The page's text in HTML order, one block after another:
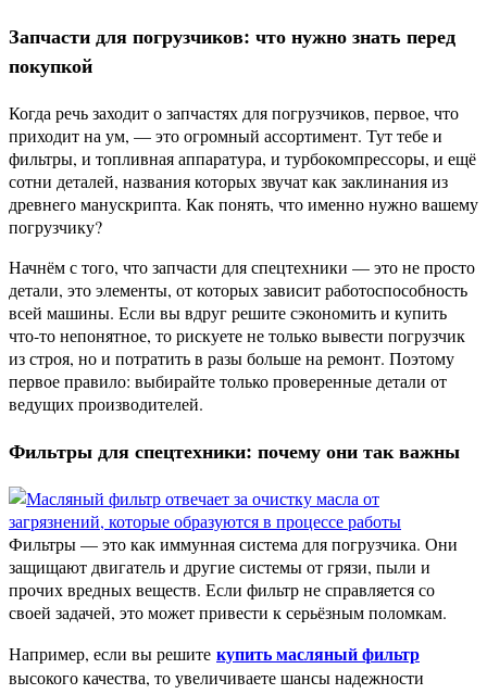
Запчасти для погрузчиков: что нужно знать перед
покупкой
Когда речь заходит о запчастях для погрузчиков, первое, что
приходит на ум, — это огромный ассортимент. Тут тебе и
фильтры, и топливная аппаратура, и турбокомпрессоры, и ещё
сотни деталей, названия которых звучат как заклинания из
древнего манускрипта. Как понять, что именно нужно вашему
погрузчику?
Начнём с того, что запчасти для спецтехники — это не просто
детали, это элементы, от которых зависит работоспособность
всей машины. Если вы вдруг решите сэкономить и купить
что-то непонятное, то рискуете не только вывести погрузчик
из строя, но и потратить в разы больше на ремонт. Поэтому
первое правило: выбирайте только проверенные детали от
ведущих производителей.
Фильтры для спецтехники: почему они так важны
Фильтры — это как иммунная система для погрузчика. Они
защищают двигатель и другие системы от грязи, пыли и
прочих вредных веществ. Если фильтр не справляется со
своей задачей, это может привести к серьёзным поломкам.
Например, если вы решите купить масляный фильтр
высокого качества, то увеличиваете шансы надежности